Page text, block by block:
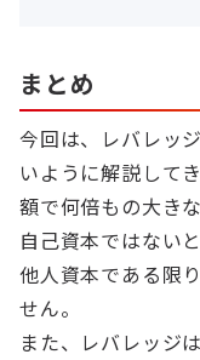
まとめ
今回は、レバレッ
いように解説して
額で何倍もの大き
自己資本ではない
他人資本である限
せん。
また、レバレッジ